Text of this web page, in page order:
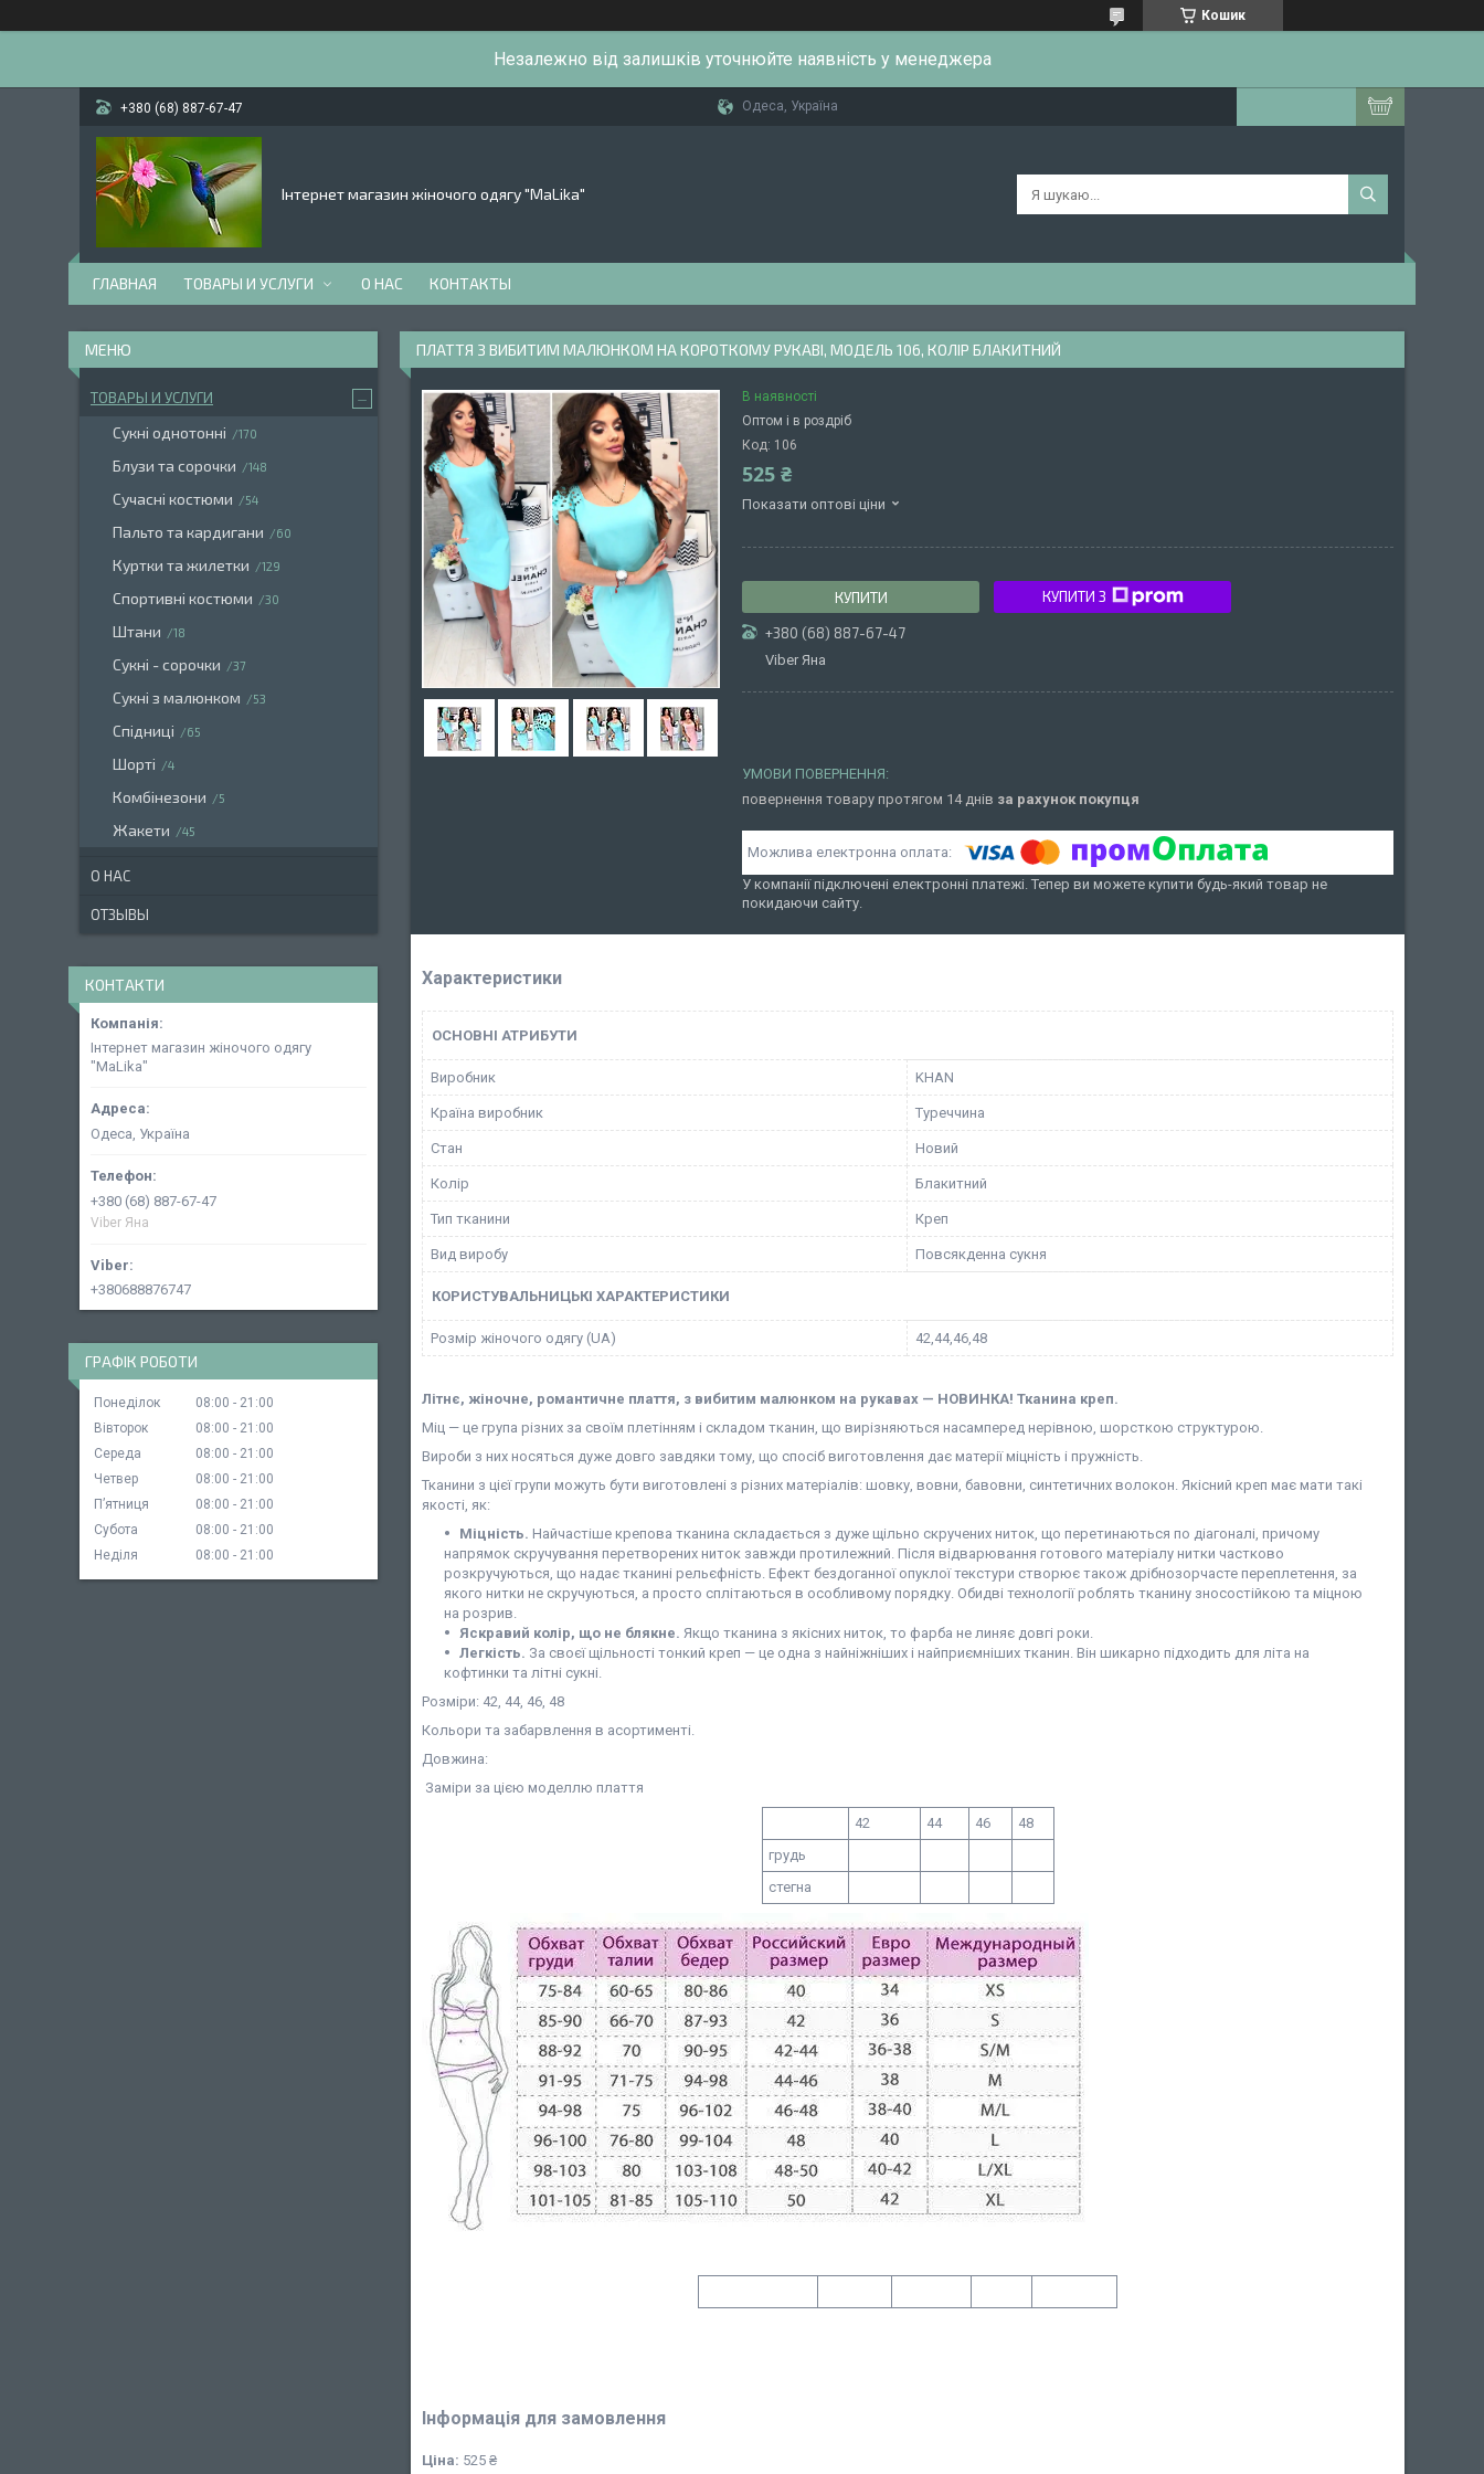
Кошик
Незалежно від залишків уточнюйте наявність у менеджера
+380 (68) 887-67-47 Одеса, Україна
Інтернет магазин жіночого одягу "MaLika"
ГЛАВНАЯ ТОВАРЫ И УСЛУГИ О НАС КОНТАКТЫ
ПЛАТТЯ З ВИБИТИМ МАЛЮНКОМ НА КОРОТКОМУ РУКАВІ, МОДЕЛЬ 106, КОЛІР БЛАКИТНИЙ
В наявності
Оптом і в роздріб
Код: 106
525 ₴
Показати оптові ціни
КУПИТИ КУПИТИ З
+380 (68) 887-67-47
Viber Яна
повернення товару протягом 14 днів за рахунок покупця
У компанії підключені електронні платежі. Тепер ви можете купити будь-який товар не
покидаючи сайту.
Характеристики
ОСНОВНІ АТРИБУТИ
Виробник KHAN
Країна виробник Туреччина
Стан Новий
Колір Блакитний
Тип тканини Креп
Вид виробу Повсякденна сукня
КОРИСТУВАЛЬНИЦЬКІ ХАРАКТЕРИСТИКИ
Розмір жіночого одягу (UA) 42,44,46,48
Літнє, жіночне, романтичне плаття, з вибитим малюнком на рукавах — НОВИНКА! Тканина креп.
Міц — це група різних за своїм плетінням і складом тканин, що вирізняються насамперед нерівною, шорсткою структурою.
Вироби з них носяться дуже довго завдяки тому, що спосіб виготовлення дає матерії міцність і пружність.
Тканини з цієї групи можуть бути виготовлені з різних матеріалів: шовку, вовни, бавовни, синтетичних волокон. Якісний креп має мати такі
якості, як:
Міцність. Найчастіше крепова тканина складається з дуже щільно скручених ниток, що перетинаються по діагоналі, причому
напрямок скручування перетворених ниток завжди протилежний. Після відварювання готового матеріалу нитки частково
розкручуються, що надає тканині рельєфність. Ефект бездоганної опуклої текстури створює також дрібнозорчасте переплетення, за
якого нитки не скручуються, а просто сплітаються в особливому порядку. Обидві технології роблять тканину зносостійкою та міцною
на розрив.
Яскравий колір, що не блякне. Якщо тканина з якісних ниток, то фарба не линяє довгі роки.
Легкість. За своєї щільності тонкий креп — це одна з найніжніших і найприємніших тканин. Він шикарно підходить для літа на
кофтинки та літні сукні.
Розміри: 42, 44, 46, 48
Кольори та забарвлення в асортименті.
Довжина:
Заміри за цією моделлю плаття
42 44 46
48
грудь
стегна
Інформація для замовлення
Ціна: 525 ₴
ТОВАРЫ И УСЛУГИ
Сукні однотонні 170
Блузи та сорочки 148
Сучасні костюми 54
Пальто та кардигани 60
Куртки та жилетки 129
Спортивні костюми 30
Штани 18
Сукні - сорочки 37
Сукні з малюнком 53
Спідниці 65
Шорті 4
Комбінезони 5
Жакети 45
О НАС
ОТЗЫВЫ
КОНТАКТИ
Інтернет магазин жіночого одягу
"MaLika"
Одеса, Україна
+380 (68) 887-67-47
Viber Яна
+380688876747
ГРАФІК РОБОТИ
Понеділок 08:00
21:00
Вівторок
08:00
21:00
Середа
08:00
21:00
Четвер
08:00
21:00
Пʼятниця
08:00
21:00
Субота
08:00
21:00
Неділя
08:00 21:00